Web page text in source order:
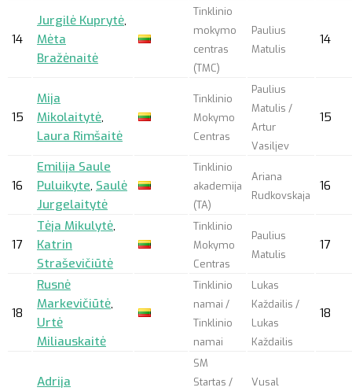
14
Jurgilė Kuprytė,
Mėta
Bražėnaitė
Tinklinio
mokymo
centras
(TMC)
Paulius
Matulis
14
15
Mija
Mikolaitytė,
Laura Rimšaitė
Tinklinio
Mokymo
Centras
Paulius
Matulis /
Artur
Vasiljev
15
16
Emilija Saule
Puluikyte, Saulė
Jurgelaitytė
Tinklinio
akademija
(TA)
Ariana
Rudkovskaja
16
17
Tėja Mikulytė,
Katrin
Straševičiūtė
Tinklinio
Mokymo
Centras
Paulius
Matulis
17
18
Rusnė
Markevičiūtė,
Urtė
Miliauskaitė
Tinklinio
namai /
Tinklinio
namai
Lukas
Každailis /
Lukas
Každailis
18
Adrija
SM
Startas /
Vusal